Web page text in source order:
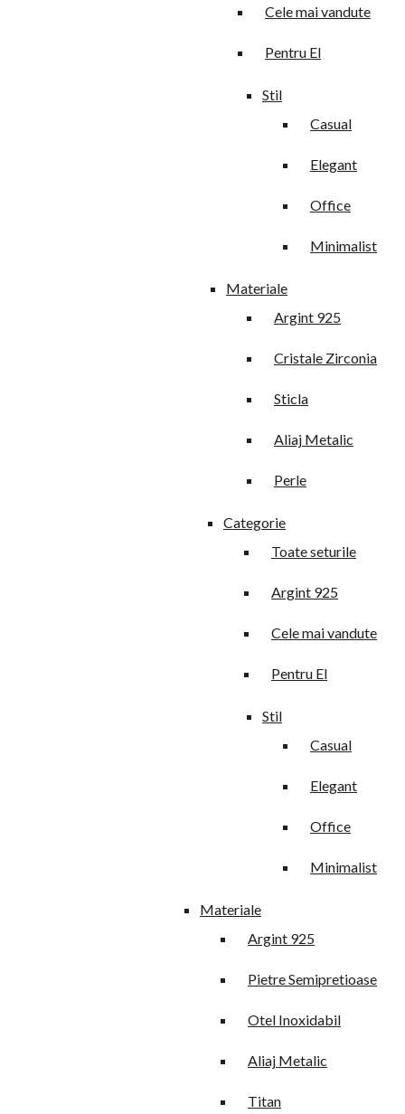
Cele mai vandute
Pentru El
Stil
Casual
Elegant
Office
Minimalist
Materiale
Argint 925
Cristale Zirconia
Sticla
Aliaj Metalic
Perle
Categorie
Toate seturile
Argint 925
Cele mai vandute
Pentru El
Stil
Casual
Elegant
Office
Minimalist
Materiale
Argint 925
Pietre Semipretioase
Otel Inoxidabil
Aliaj Metalic
Titan